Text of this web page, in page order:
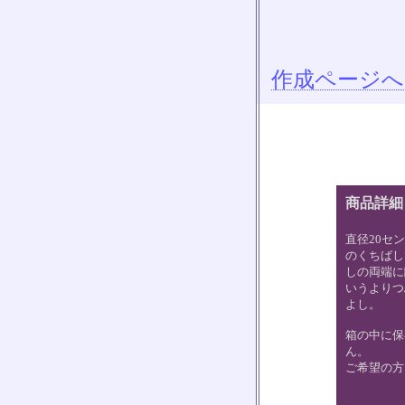
作成ページへ
商品詳細
直径20セ
のくちば
しの両端
いうより
よし。
箱の中に
ん。
ご希望の